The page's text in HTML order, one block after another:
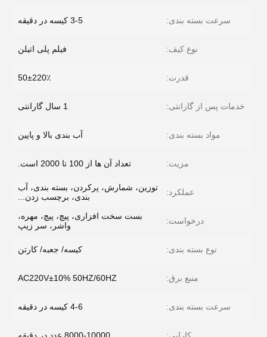
سرعت بسته بندی: 3-5 کیسه در دقیقه
نوع کیف: فیلم پلی اتیلن
قدرت: 50±220٪
خدمات پس از گارانتی: 1 سال گارانتی
مواد بسته بندی: آب بندی بالا و پایین
مزیت: تعداد آن ها از 100 تا 2000 است.
عملکرد:
توزین، شمارش، پرکردن، بسته بندی، آب
بندی، برچسب زدن...
درخواست:
بست سخت افزاری، پیچ، پیچ، مهره،
واشر، سر زیپ
نوع بسته بندی: کیسه/ جعبه/ کارتن
منبع برق: AC220V±10% 50HZ/60HZ
سرعت بسته بندی: 4-6 کیسه در دقیقه